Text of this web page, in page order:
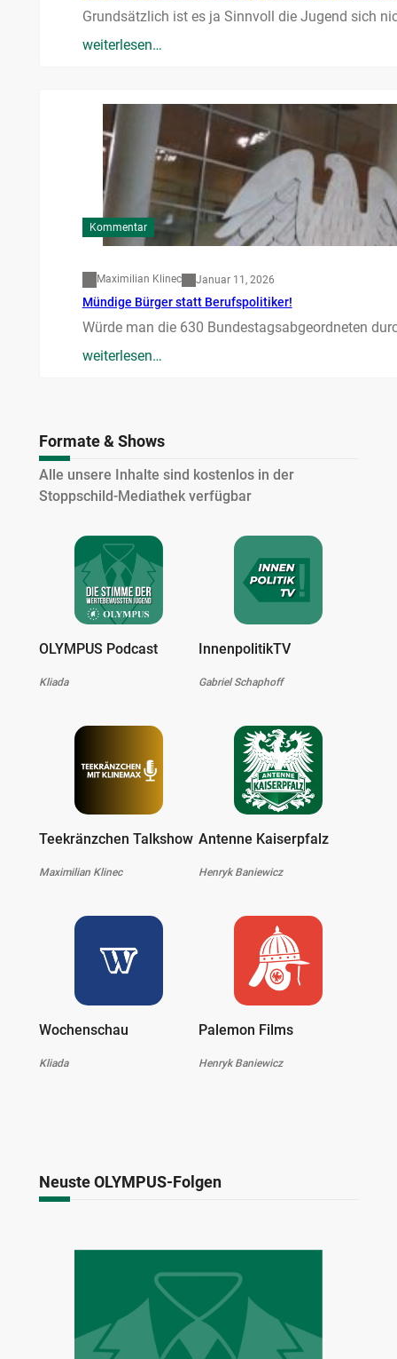
Grundsätzlich ist es ja Sinnvoll die Jugend sich
weiterlesen…
Kommentar
Maximilian Klinec Januar 11, 2026
Mündige Bürger statt Berufspolitiker!
Würde man die 630 Bundestagsabgeordneten
weiterlesen…
Formate & Shows
Alle unsere Inhalte sind kostenlos in der
Stoppschild-Mediathek verfügbar
OLYMPUS Podcast
Kliada
InnenpolitikTV
Gabriel Schaphoff
Teekränzchen Talkshow
Maximilian Klinec
Antenne Kaiserpfalz
Henryk Baniewicz
Wochenschau
Kliada
Palemon Films
Henryk Baniewicz
Neuste OLYMPUS-Folgen